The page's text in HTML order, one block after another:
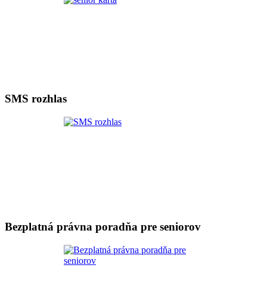
SMS rozhlas
Bezplatná právna poradňa pre seniorov